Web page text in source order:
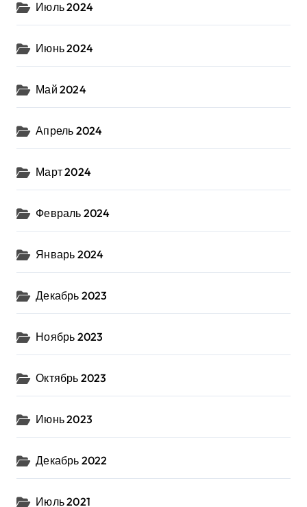
Июль 2024
Июнь 2024
Май 2024
Апрель 2024
Март 2024
Февраль 2024
Январь 2024
Декабрь 2023
Ноябрь 2023
Октябрь 2023
Июнь 2023
Декабрь 2022
Июль 2021